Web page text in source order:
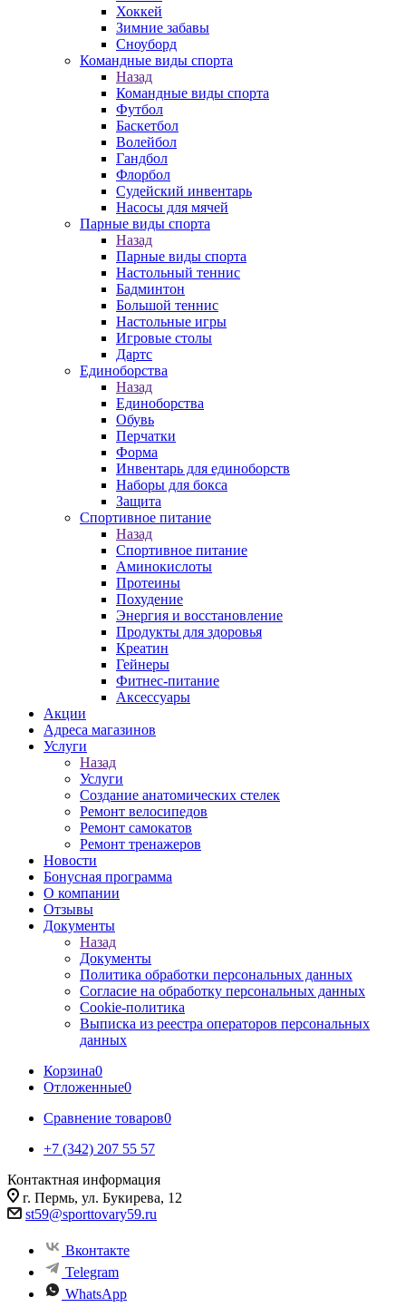
Хоккей
Зимние забавы
Сноуборд
Командные виды спорта
Назад
Командные виды спорта
Футбол
Баскетбол
Волейбол
Гандбол
Флорбол
Судейский инвентарь
Насосы для мячей
Парные виды спорта
Назад
Парные виды спорта
Настольный теннис
Бадминтон
Большой теннис
Настольные игры
Игровые столы
Дартс
Единоборства
Назад
Единоборства
Обувь
Перчатки
Форма
Инвентарь для единоборств
Наборы для бокса
Защита
Спортивное питание
Назад
Спортивное питание
Аминокислоты
Протеины
Похудение
Энергия и восстановление
Продукты для здоровья
Креатин
Гейнеры
Фитнес-питание
Аксессуары
Акции
Адреса магазинов
Услуги
Назад
Услуги
Создание анатомических стелек
Ремонт велосипедов
Ремонт самокатов
Ремонт тренажеров
Новости
Бонусная программа
О компании
Отзывы
Документы
Назад
Документы
Политика обработки персональных данных
Согласие на обработку персональных данных
Cookie-политика
Выписка из реестра операторов персональных
данных
Корзина0
Отложенные0
Сравнение товаров0
+7 (342) 207 55 57
Контактная информация
г. Пермь, ул. Букирева, 12
st59@sporttovary59.ru
Вконтакте
Telegram
WhatsApp